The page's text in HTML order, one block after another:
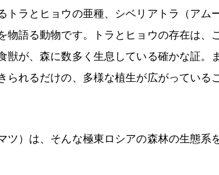
トラとヒョウの亜種、シベリアトラ（アム
物語る動物です。トラとヒョウの存在は、
獣が、森に数多く生息している確かな証。
られるだけの、多様な植生が広がっている
ツ）は、そんな極東ロシアの森林の生態系